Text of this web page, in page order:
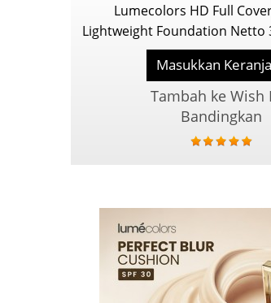
Lumecolors HD Full
Lightweight Foundation Netto
Masukkan
Tambah ke Wish
Bandingkan